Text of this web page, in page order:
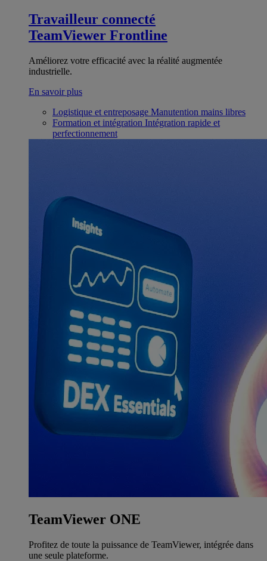
Travailleur connecté
TeamViewer Frontline
Améliorez votre efficacité avec la réalité augmentée
industrielle.
En savoir plus
Logistique et entreposage Manutention mains libres
Formation et intégration Intégration rapide et
perfectionnement
TeamViewer ONE
Profitez de toute la puissance de TeamViewer, intégrée dans
une seule plateforme.